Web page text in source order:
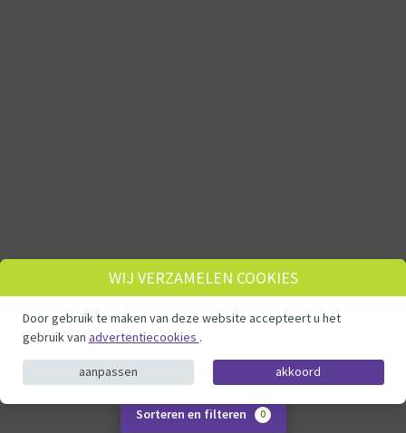
Sorteren en filteren 0
WIJ VERZAMELEN COOKIES
Door gebruik te maken van deze website accepteert u het
gebruik van advertentiecookies .
aanpassen akkoord